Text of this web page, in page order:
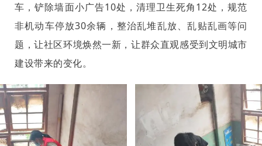
车，铲除墙面小广告10处，清理卫生死角12处，规范
非机动车停放30余辆，整治乱堆乱放、乱贴乱画等问
题，让社区环境焕然一新，让群众直观感受到文明城市
建设带来的变化。